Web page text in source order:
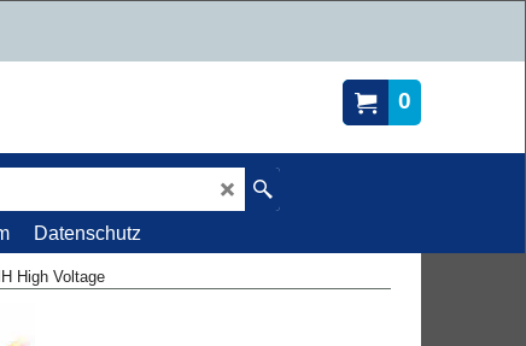
0
Datenschutz
High Voltage